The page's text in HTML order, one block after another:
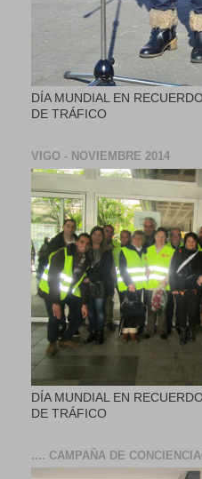
DÍA MUNDIAL EN
DE TRÁFICO
VIGO - NOVIEMBRE 2014
DÍA MUNDIAL EN
DE TRÁFICO
.... CAMPAÑA DE